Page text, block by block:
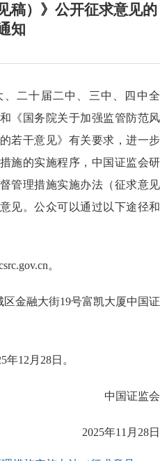
稿）》公开征求意见的
知
二十届二中、三中、四中全
《国务院关于加强监管防范风
若干意见》有关要求，进一步
施的实施程序，中国证监会研
管理措施实施办法（征求意见
见。公众可以通过以下途径和
。
金融大街19号富凯大厦中国证
12月28日。
中国证监会
2025年11月28日